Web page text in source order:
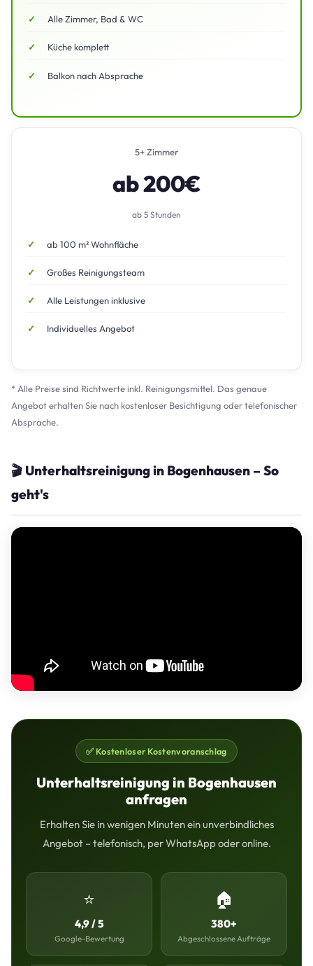
Alle Zimmer, Bad & WC
Küche komplett
Balkon nach Absprache
5+ Zimmer
ab 200€
ab 5 Stunden
ab 100 m² Wohnfläche
Großes Reinigungsteam
Alle Leistungen inklusive
Individuelles Angebot
* Alle Preise sind Richtwerte inkl. Reinigungsmittel. Das genaue
Angebot erhalten Sie nach kostenloser Besichtigung oder telefonischer
Absprache.
🎬 Unterhaltsreinigung in Bogenhausen – So
geht's
✅ Kostenloser Kostenvoranschlag
Unterhaltsreinigung in Bogenhausen
anfragen
Erhalten Sie in wenigen Minuten ein unverbindliches
Angebot – telefonisch, per WhatsApp oder online.
⭐
4,9 / 5
Google-Bewertung
🏠
380+
Abgeschlossene Aufträge